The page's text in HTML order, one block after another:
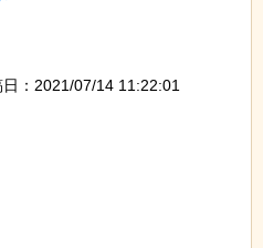
日：2021/07/14 11:22:01